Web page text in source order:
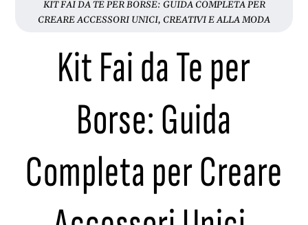
KIT FAI DA TE PER BORSE: GUIDA COMPLETA PER
CREARE ACCESSORI UNICI, CREATIVI E ALLA MODA
Kit Fai da Te per
Borse: Guida
Completa per Creare